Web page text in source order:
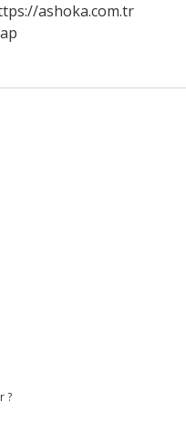
ashoka.com.tr
?